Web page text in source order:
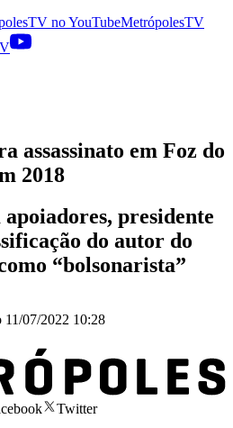
noYouTubeMetrópolesTV
assassinato em Foz do
2018
presidente
do autor do
“bolsonarista”
11/07/2022 10:28
Twitter